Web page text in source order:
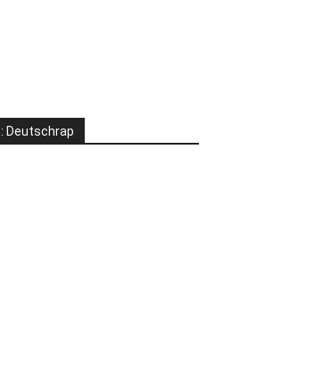
Deutschrap